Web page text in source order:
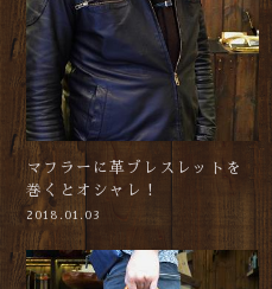
マフラーに革ブレスレットを
巻くとオシャレ！
2018.01.03